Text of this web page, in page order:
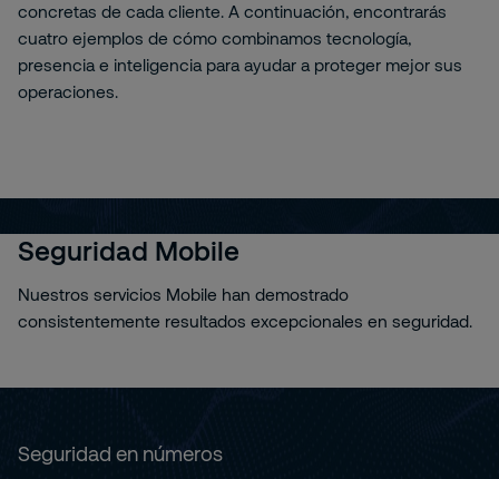
concretas de cada cliente. A continuación, encontrarás
cuatro ejemplos de cómo combinamos tecnología,
presencia e inteligencia para ayudar a proteger mejor sus
operaciones.
Seguridad Mobile
Nuestros servicios Mobile han demostrado
consistentemente resultados excepcionales en seguridad.
Seguridad en números